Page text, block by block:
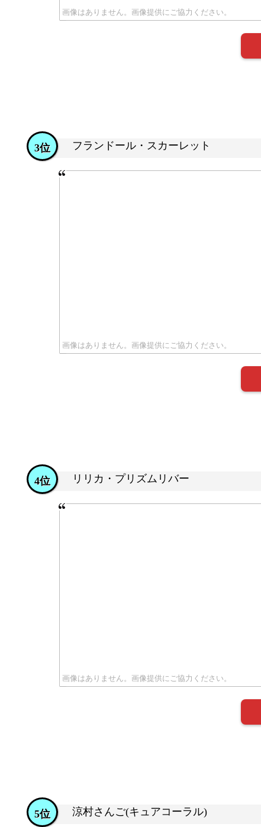
フランドール・スカーレット
3位
リリカ・プリズムリバー
4位
涼村さんご(キュアコーラル)
5位